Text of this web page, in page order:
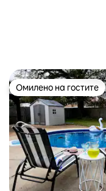
Омилено на гостите
Омилено на гостите